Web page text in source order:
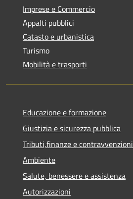
Imprese e Commercio
Appalti pubblici
Catasto e urbanistica
Turismo
Mobilità e trasporti
Educazione e formazione
Giustizia e sicurezza pubblica
Tributi,finanze e contravvenzioni
Ambiente
Salute, benessere e assistenza
Autorizzazioni